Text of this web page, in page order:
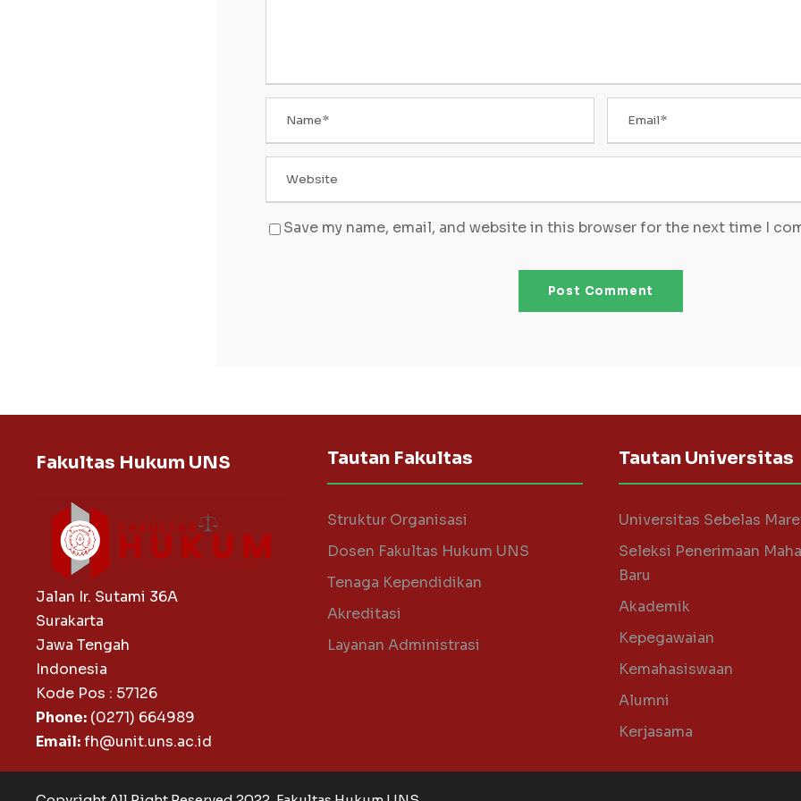
Save my name, email, and website in this browser for the next time I
Fakultas Hukum UNS
Jalan Ir. Sutami 36A
Surakarta
Jawa Tengah
Indonesia
Kode Pos : 57126
Phone: (0271) 664989
Email:fh@unit.uns.ac.id
Tautan Fakultas
Struktur Organisasi
Dosen Fakultas Hukum UNS
Tenaga Kependidikan
Akreditasi
Layanan Administrasi
Tautan Universitas
Universitas Sebelas
Seleksi Penerimaan
Baru
Akademik
Kepegawaian
Kemahasiswaan
Alumni
Kerjasama